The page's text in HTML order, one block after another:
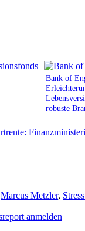
Bank of
robuste
Marcus Metzler,